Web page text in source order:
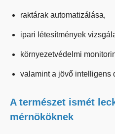
raktárak automatizálása,
ipari létesítmények
környezetvédelmi
valamint a jövő intelligens
A természet ismét
mérnököknek